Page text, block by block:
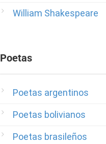
William Shakespeare
Poetas
Poetas argentinos
Poetas bolivianos
Poetas brasileños